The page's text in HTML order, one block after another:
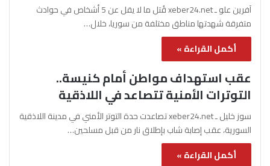
آفرين علو ـ xeber24.net قُتل ما لا يقل عن 5 أشخاص في حوادث
متفرقة شهدتها مناطق مختلفة من سوريا، خلال…
أكمل القراءة »
عقب استهداف مواطن أمام كنيسة..
التوترات الأمنية تتصاعد في اللاذقية
سوز خليل ـ xeber24.net تصاعدت حدة التوتر الأمني في مدينة اللاذقية
السورية، عقب إصابة شاب بإطلاق نار من قبل مسلحين…
أكمل القراءة »